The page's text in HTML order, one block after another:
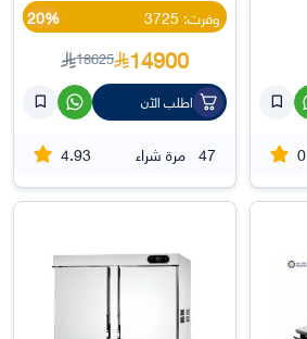
0
وفرت: 3725
20%
14900
18625
اطلب الآن
47 مرة شراء 4.93